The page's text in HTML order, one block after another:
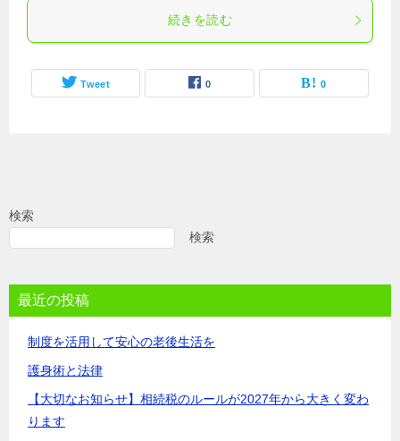
続きを読む
Tweet 0 0
検索
検索
最近の投稿
制度を活用して安心の老後生活を
護身術と法律
【大切なお知らせ】相続税のルールが2027年から大きく変わ
ります